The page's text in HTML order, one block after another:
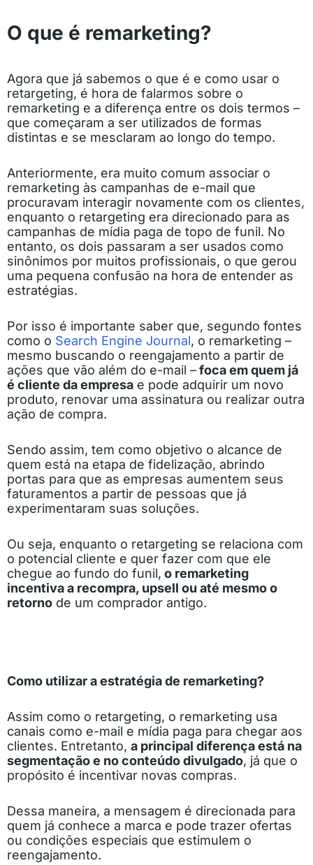
O que é remarketing?
Agora que já sabemos o que é e como usar o
retargeting, é hora de falarmos sobre o
remarketing e a diferença entre os dois termos –
que começaram a ser utilizados de formas
distintas e se mesclaram ao longo do tempo.
Anteriormente, era muito comum associar o
remarketing às campanhas de e-mail que
procuravam interagir novamente com os clientes,
enquanto o retargeting era direcionado para as
campanhas de mídia paga de topo de funil. No
entanto, os dois passaram a ser usados como
sinônimos por muitos profissionais, o que gerou
uma pequena confusão na hora de entender as
estratégias.
Por isso é importante saber que, segundo fontes
como o Search Engine Journal, o remarketing –
mesmo buscando o reengajamento a partir de
ações que vão além do e-mail –foca em quem já
é cliente da empresa e pode adquirir um novo
produto, renovar uma assinatura ou realizar outra
ação de compra.
Sendo assim, tem como objetivo o alcance de
quem está na etapa de fidelização, abrindo
portas para que as empresas aumentem seus
faturamentos a partir de pessoas que já
experimentaram suas soluções.
Ou seja, enquanto o retargeting se relaciona com
o potencial cliente e quer fazer com que ele
chegue ao fundo do funil, o remarketing
incentiva a recompra, upsell ou até mesmo o
retorno de um comprador antigo.
Como utilizar a estratégia de remarketing?
Assim como o retargeting, o remarketing usa
canais como e-mail e mídia paga para chegar aos
clientes. Entretanto, a principal diferença está na
segmentação e no conteúdo divulgado, já que o
propósito é incentivar novas compras.
Dessa maneira, a mensagem é direcionada para
quem já conhece a marca e pode trazer ofertas
ou condições especiais que estimulem o
reengajamento.